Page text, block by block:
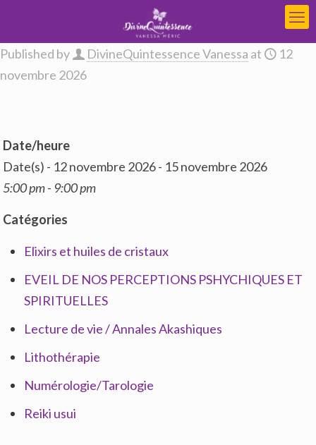
Published by DivineQuintessence Vanessa at
12
novembre 2026
Date/heure
Date(s) - 12 novembre 2026 - 15 novembre 2026
5:00 pm - 9:00 pm
Catégories
Elixirs et huiles de cristaux
EVEIL DE NOS PERCEPTIONS PSHYCHIQUES ET
SPIRITUELLES
Lecture de vie / Annales Akashiques
Lithothérapie
Numérologie/Tarologie
Reiki usui